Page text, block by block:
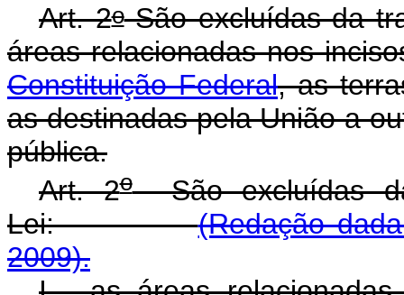
Art. 2oSão excluídas da
áreas relacionadas nos
Constituição Federal, as
as destinadas pela União a
pública.
Art. 2oSão excluídas
Lei:(Redação
2009).